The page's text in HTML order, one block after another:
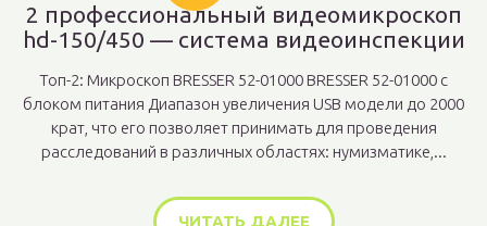
2 профессиональный видеомикроскоп
hd-150/450 — система видеоинспекции
Топ-2: Микроскоп BRESSER 52-01000 BRESSER 52-01000 с
блоком питания Диапазон увеличения USB модели до 2000
крат, что его позволяет принимать для проведения
расследований в различных областях: нумизматике,...
ЧИТАТЬ ДАЛЕЕ